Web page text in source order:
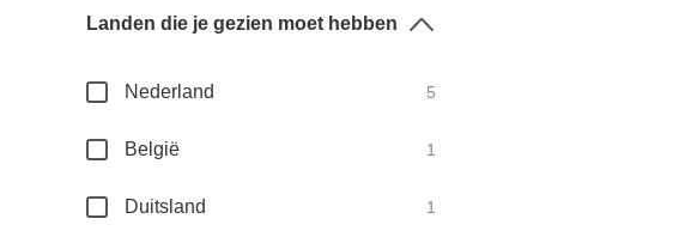
Landen die je gezien moet hebben
Nederland 5
België 1
Duitsland 1